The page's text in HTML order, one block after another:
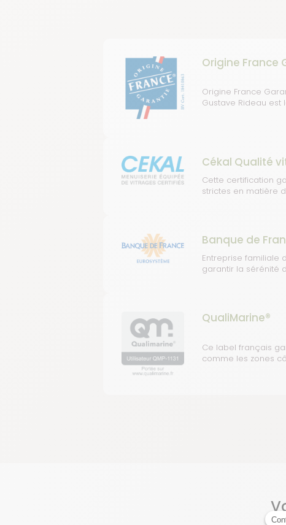
Origine France
Origine France
Gustave Rideau
Cékal Qualité
Cette certification
strictes en matière
Banque de
Entreprise familiale
garantir la sérénité
QualiMarine®
Ce label français
comme les zones